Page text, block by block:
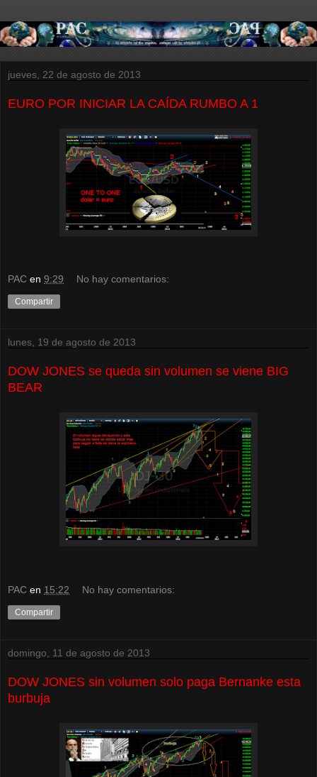
jueves, 22 de agosto de 2013
EURO POR INICIAR LA CAÍDA RUMBO A 1
PAC en 9:29 No hay comentarios:
Compartir
lunes, 19 de agosto de 2013
DOW JONES se queda sin volumen se viene BIG
BEAR
PAC en 15:22 No hay comentarios:
Compartir
domingo, 11 de agosto de 2013
DOW JONES sin volumen solo paga Bernanke esta
burbuja